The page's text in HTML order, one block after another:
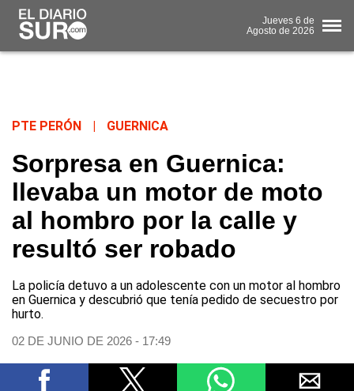
Jueves 6 de
Agosto de 2026
PTE PERÓN GUERNICA
Sorpresa en Guernica:
llevaba un motor de moto
al hombro por la calle y
resultó ser robado
La policía detuvo a un adolescente con un motor al hombro
en Guernica y descubrió que tenía pedido de secuestro por
hurto.
02 DE JUNIO DE 2026 - 17:49